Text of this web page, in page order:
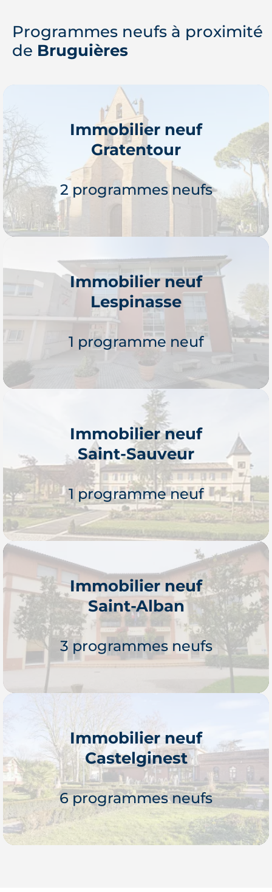
Programmes neufs à proximité
de Bruguières
Immobilier neuf
Gratentour
2 programmes neufs
Je découvre
Immobilier neuf
Lespinasse
1 programme neuf
Je découvre
Immobilier neuf
Saint-Sauveur
1 programme neuf
Je découvre
Immobilier neuf
Saint-Alban
3 programmes neufs
Je découvre
Immobilier neuf
Castelginest
6 programmes neufs